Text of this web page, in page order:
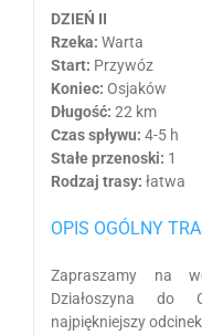
DZIEŃ II
Rzeka: Warta
Start: Przywóz
Koniec: Osjaków
Długość: 22 km
Czas spływu: 4-5 h
Stałe przenoski: 1
Rodzaj trasy: łatwa
OPIS OGÓLNY
Zapraszamy na
Działoszyna do
najpiękniejszy